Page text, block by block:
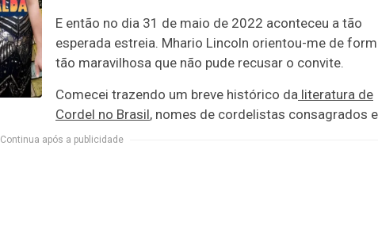
E então no dia 31 de maio de 2022 aconteceu a tão
esperada estreia. Mhario Lincoln orientou-me de
tão maravilhosa que não pude recusar o convite.
Continua após a publicidade
Comecei trazendo um breve histórico da literatura de
Cordel no Brasil, nomes de cordelistas consagrados e